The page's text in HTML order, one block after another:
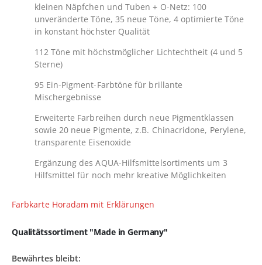
kleinen Näpfchen und Tuben + O-Netz: 100
unveränderte Töne, 35 neue Töne, 4 optimierte Töne
in konstant höchster Qualität
112 Töne mit höchstmöglicher Lichtechtheit (4 und 5
Sterne)
95 Ein-Pigment-Farbtöne für brillante
Mischergebnisse
Erweiterte Farbreihen durch neue Pigmentklassen
sowie 20 neue Pigmente, z.B. Chinacridone, Perylene,
transparente Eisenoxide
Ergänzung des AQUA-Hilfsmittelsortiments um 3
Hilfsmittel für noch mehr kreative Möglichkeiten
Farbkarte Horadam mit Erklärungen
Qualitätssortiment "Made in Germany"
Bewährtes bleibt: